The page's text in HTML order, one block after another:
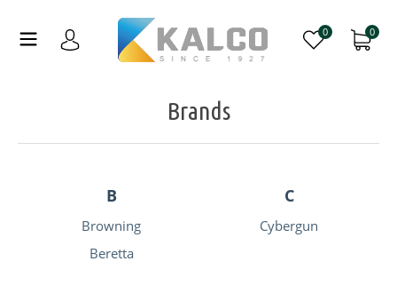
0 0
Brands
B
Browning
Beretta
C
Cybergun